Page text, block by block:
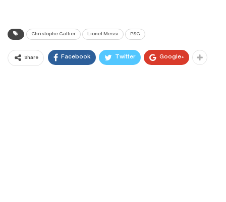
Christophe Galtier Lionel Messi PSG
Share Facebook Twitter Google+